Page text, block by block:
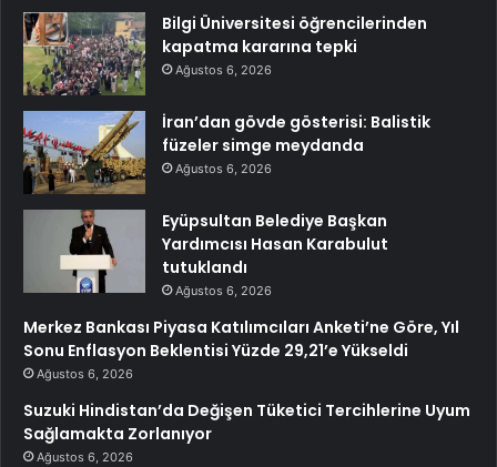
Bilgi Üniversitesi öğrencilerinden
kapatma kararına tepki
Ağustos 6, 2026
İran’dan gövde gösterisi: Balistik
füzeler simge meydanda
Ağustos 6, 2026
Eyüpsultan Belediye Başkan
Yardımcısı Hasan Karabulut
tutuklandı
Ağustos 6, 2026
Merkez Bankası Piyasa Katılımcıları Anketi’ne Göre, Yıl
Sonu Enflasyon Beklentisi Yüzde 29,21’e Yükseldi
Ağustos 6, 2026
Suzuki Hindistan’da Değişen Tüketici Tercihlerine Uyum
Sağlamakta Zorlanıyor
Ağustos 6, 2026